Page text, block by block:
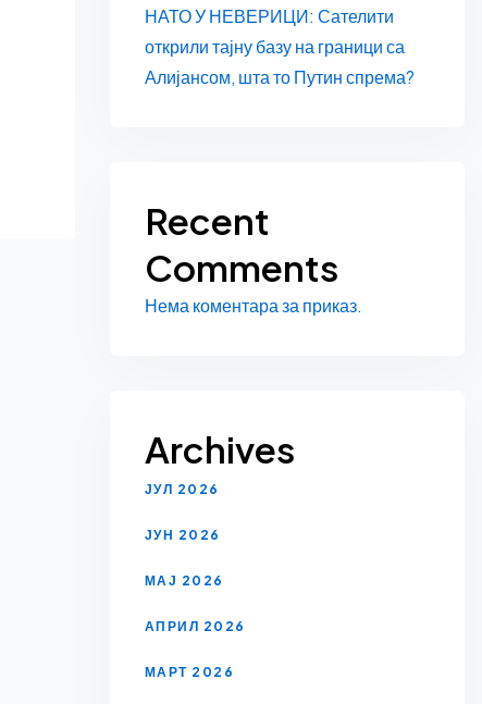
НАТО У НЕВЕРИЦИ: Сателити
открили тајну базу на граници са
Алијансом, шта то Путин спрема?
Recent
Comments
Нема коментара за приказ.
Archives
ЈУЛ 2026
ЈУН 2026
МАЈ 2026
АПРИЛ 2026
МАРТ 2026